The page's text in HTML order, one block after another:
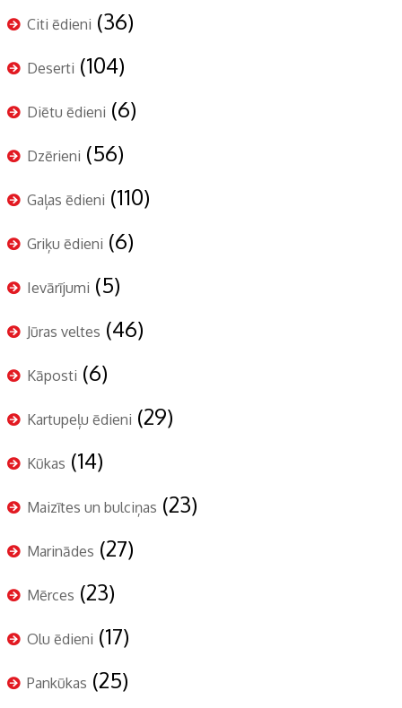
Citi ēdieni (36)
Deserti (104)
Diētu ēdieni (6)
Dzērieni (56)
Gaļas ēdieni (110)
Griķu ēdieni (6)
Ievārījumi (5)
Jūras veltes (46)
Kāposti (6)
Kartupeļu ēdieni (29)
Kūkas (14)
Maizītes un bulciņas (23)
Marinādes (27)
Mērces (23)
Olu ēdieni (17)
Pankūkas (25)